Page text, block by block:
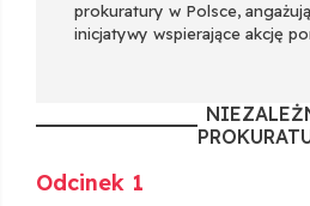
prokuratury w Polsce,
inicjatywy wspierające akcję
Odcinek 1